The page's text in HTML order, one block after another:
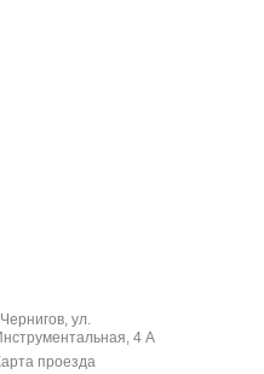
ул.
4 А
проезда